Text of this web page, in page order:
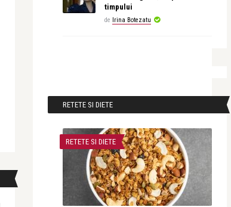
timpului
de Irina Botezatu
RETETE SI DIETE
RETETE SI DIETE